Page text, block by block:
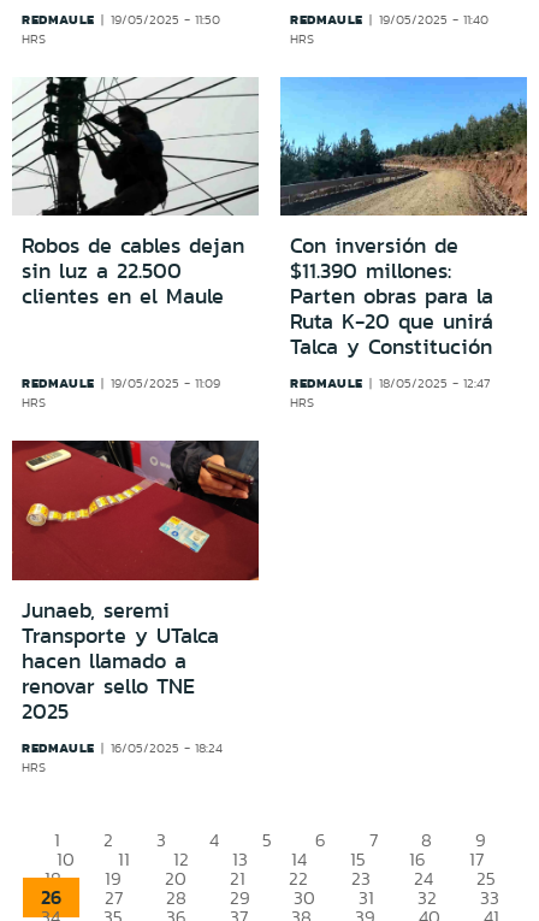
REDMAULE
19/05/2025 - 11:50
HRS
REDMAULE
19/05/2025 - 11:40
HRS
Robos de cables dejan
sin luz a 22.500
clientes en el Maule
REDMAULE
19/05/2025 - 11:09
HRS
Con inversión de
$11.390 millones:
Parten obras para la
Ruta K-20 que unirá
Talca y Constitución
REDMAULE
18/05/2025 - 12:47
HRS
Junaeb, seremi
Transporte y UTalca
hacen llamado a
renovar sello TNE
2025
REDMAULE
16/05/2025 - 18:24
HRS
1 2 3 4 5 6 7 8 9
10 11 12 13 14 15 16 17
18 19 20 21 22 23 24 25
26 27 28 29 30 31 32 33